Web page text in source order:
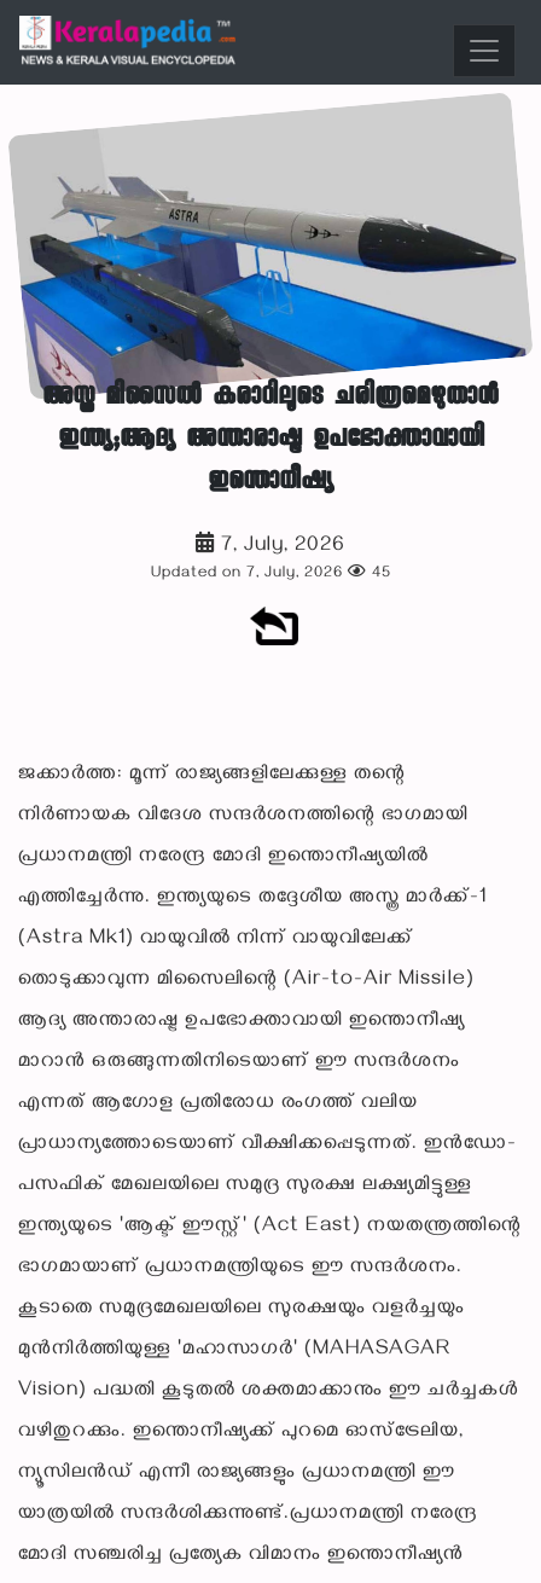
അസ്ത്ര മിസൈൽ കരാറിലൂടെ ചരിത്രമെഴുതാൻ
ഇന്ത്യ;ആദ്യ അന്താരാഷ്ട്ര ഉപഭോക്താവായി
ഇന്തൊനീഷ്യ
7, July, 2026
Updated on 7, July, 2026 45
ജക്കാർത്ത: മൂന്ന് രാജ്യങ്ങളിലേക്കുള്ള തന്റെ
നിർണായക വിദേശ സന്ദർശനത്തിന്റെ ഭാഗമായി
പ്രധാനമന്ത്രി നരേന്ദ്ര മോദി ഇന്തൊനീഷ്യയിൽ
എത്തിച്ചേർന്നു. ഇന്ത്യയുടെ തദ്ദേശീയ അസ്ത്ര മാർക്ക്-1
(Astra Mk1) വായുവിൽ നിന്ന് വായുവിലേക്ക്
തൊടുക്കാവുന്ന മിസൈലിന്റെ (Air-to-Air Missile)
ആദ്യ അന്താരാഷ്ട്ര ഉപഭോക്താവായി ഇന്തൊനീഷ്യ
മാറാൻ ഒരുങ്ങുന്നതിനിടെയാണ് ഈ സന്ദർശനം
എന്നത് ആഗോള പ്രതിരോധ രംഗത്ത് വലിയ
പ്രാധാന്യത്തോടെയാണ് വീക്ഷിക്കപ്പെടുന്നത്. ഇൻഡോ-
പസഫിക് മേഖലയിലെ സമുദ്ര സുരക്ഷ ലക്ഷ്യമിട്ടുള്ള
ഇന്ത്യയുടെ 'ആക്ട് ഈസ്റ്റ്' (Act East) നയതന്ത്രത്തിന്റെ
ഭാഗമായാണ് പ്രധാനമന്ത്രിയുടെ ഈ സന്ദർശനം.
കൂടാതെ സമുദ്രമേഖലയിലെ സുരക്ഷയും വളർച്ചയും
മുൻനിർത്തിയുള്ള 'മഹാസാഗർ' (MAHASAGAR
Vision) പദ്ധതി കൂടുതൽ ശക്തമാക്കാനും ഈ ചർച്ചകൾ
വഴിതുറക്കും. ഇന്തൊനീഷ്യക്ക് പുറമെ ഓസ്‌ട്രേലിയ,
ന്യൂസിലൻഡ് എന്നീ രാജ്യങ്ങളും പ്രധാനമന്ത്രി ഈ
യാത്രയിൽ സന്ദർശിക്കുന്നുണ്ട്.പ്രധാനമന്ത്രി നരേന്ദ്ര
മോദി സഞ്ചരിച്ച പ്രത്യേക വിമാനം ഇന്തൊനീഷ്യൻ